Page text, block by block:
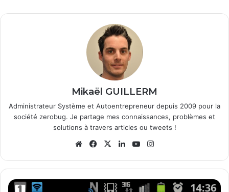
Mikaël GUILLERM
Administrateur Système et Autoentrepreneur depuis 2009 pour la
société zerobug. Je partage mes connaissances, problèmes et
solutions à travers articles ou tweets !
We
te
Fa
bo
ok
X
Lin
din
Yo
ub
e
ra
m
U